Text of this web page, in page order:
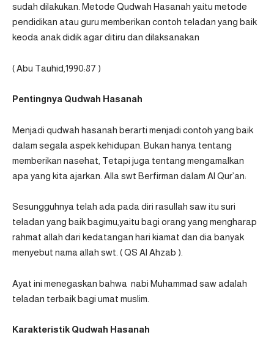
sudah dilakukan. Metode Qudwah Hasanah yaitu metode
pendidikan atau guru memberikan contoh teladan yang baik
keoda anak didik agar ditiru dan dilaksanakan
( Abu Tauhid,1990:87 )
Pentingnya Qudwah Hasanah
Menjadi qudwah hasanah berarti menjadi contoh yang baik
dalam segala aspek kehidupan. Bukan hanya tentang
memberikan nasehat, Tetapi juga tentang mengamalkan
apa yang kita ajarkan. Alla swt Berfirman dalam Al Qur’an:
Sesungguhnya telah ada pada diri rasullah saw itu suri
teladan yang baik bagimu,yaitu bagi orang yang mengharap
rahmat allah dari kedatangan hari kiamat dan dia banyak
menyebut nama allah swt. ( QS Al Ahzab ).
Ayat ini menegaskan bahwa nabi Muhammad saw adalah
teladan terbaik bagi umat muslim.
Karakteristik Qudwah Hasanah